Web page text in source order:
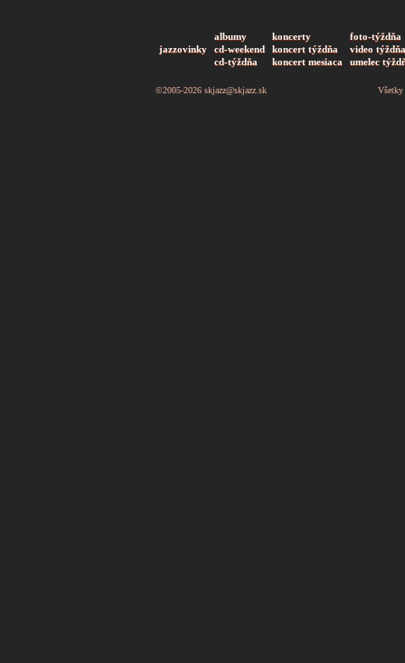
jazzovinky
albumy koncerty
foto-týždňa
cd-weekend
koncert týždňa
video týždňa
cd-týždňa
koncert mesiaca umelec
©2005-2026 skjazz@skjazz.sk Všetky